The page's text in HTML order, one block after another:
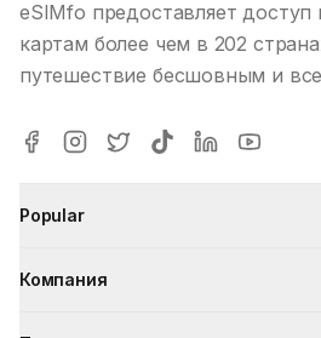
eSIMfo предоставляет
картам более чем в 202
путешествие бесшовным и
Popular
Компания